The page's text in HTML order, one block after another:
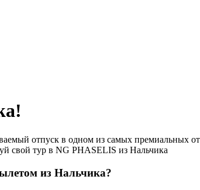
отпуск в одном из самых премиальных
свой тур в NG PHASELIS из Нальчика
из Нальчика?